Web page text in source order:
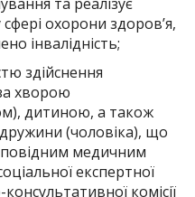
охорони здоров’я,
інвалідність;
здійснення
хворою
дитиною, а також
(чоловіка), що
медичним
експертної
консультативної комісії